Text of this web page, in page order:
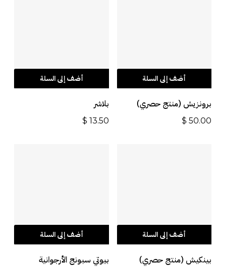
أضف إلى السلة
برونزيش (منتج حصري)
$ 50.00
أضف إلى السلة
بلاشر
$ 13.50
أضف إلى السلة
بينكيش (منتج حصري)
أضف إلى السلة
بيوتي سبونج الأرجوانية